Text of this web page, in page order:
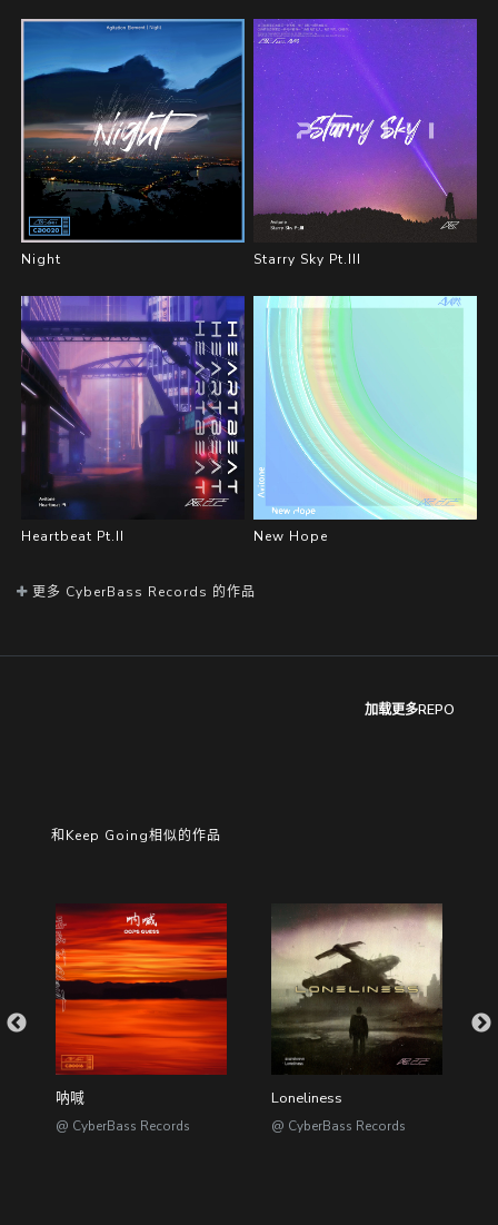
Night Starry Sky Pt.III
Heartbeat Pt.II New Hope
更多 CyberBass Records 的作品
加载更多REPO
和Keep Going相似的作品
呐喊
@ CyberBass Records
Loneliness
@ CyberBass Records